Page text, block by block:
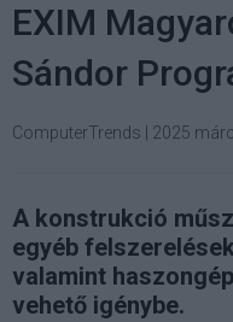
EXIM
Sándor
ComputerTrends 2025
A konstrukció
egyéb
valamint
vehető igénybe.